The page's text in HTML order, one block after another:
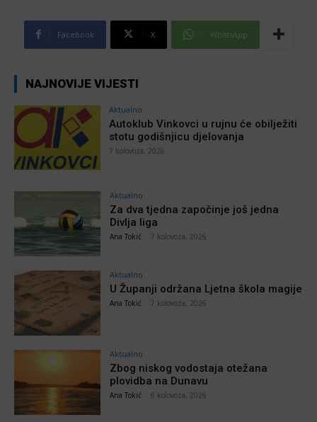
Facebook X WhatsApp
NAJNOVIJE VIJESTI
Aktualno
Autoklub Vinkovci u rujnu će obilježiti
stotu godišnjicu djelovanja
7 kolovoza, 2026
Aktualno
Za dva tjedna započinje još jedna
Divlja liga
Ana Tokić 7 kolovoza, 2026
Aktualno
U Županji održana Ljetna škola magije
Ana Tokić 7 kolovoza, 2026
Aktualno
Zbog niskog vodostaja otežana
plovidba na Dunavu
Ana Tokić 6 kolovoza, 2026